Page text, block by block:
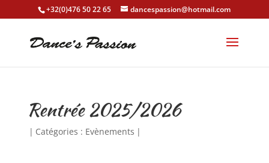
+32(0)476 50 22 65 dancespassion@hotmail.com
Rentrée 2025/2026
| Catégories : Evènements |